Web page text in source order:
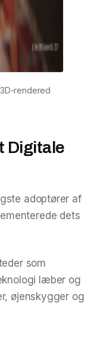
rendered
Digitale
adoptører af
dets
som
læber og
øjenskygger og